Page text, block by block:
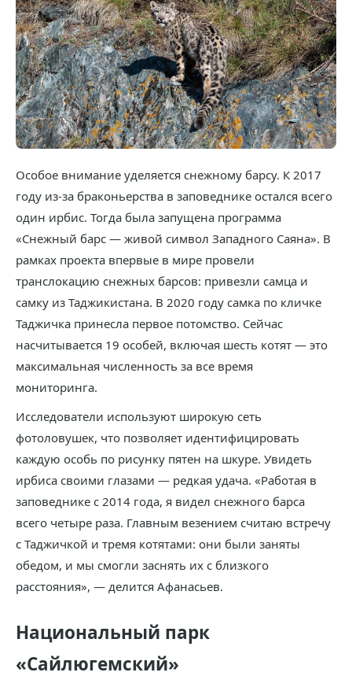
Особое внимание уделяется снежному барсу. К 2017
году из-за браконьерства в заповеднике остался всего
один ирбис. Тогда была запущена программа
«Снежный барс — живой символ Западного Саяна». В
рамках проекта впервые в мире провели
транслокацию снежных барсов: привезли самца и
самку из Таджикистана. В 2020 году самка по кличке
Таджичка принесла первое потомство. Сейчас
насчитывается 19 особей, включая шесть котят — это
максимальная численность за все время
мониторинга.
Исследователи используют широкую сеть
фотоловушек, что позволяет идентифицировать
каждую особь по рисунку пятен на шкуре. Увидеть
ирбиса своими глазами — редкая удача. «Работая в
заповеднике с 2014 года, я видел снежного барса
всего четыре раза. Главным везением считаю встречу
с Таджичкой и тремя котятами: они были заняты
обедом, и мы смогли заснять их с близкого
расстояния», — делится Афанасьев.
Национальный парк
«Сайлюгемский»